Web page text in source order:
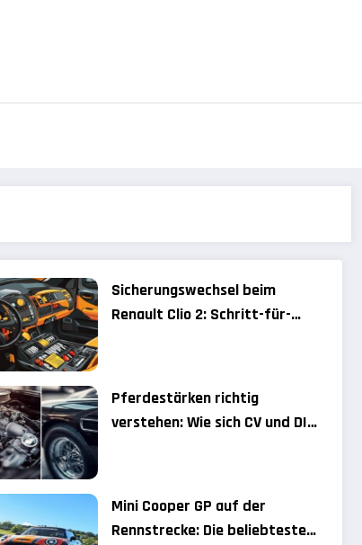
Sicherungswechsel beim
Renault Clio 2: Schritt-für-
Pferdestärken richtig
verstehen: Wie sich CV und DIN-
Mini Cooper GP auf der
Rennstrecke: Die beliebtesten